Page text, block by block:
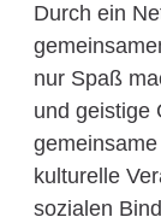
Durch ein
nur Spaß
und geistige
kulturelle
sozialen